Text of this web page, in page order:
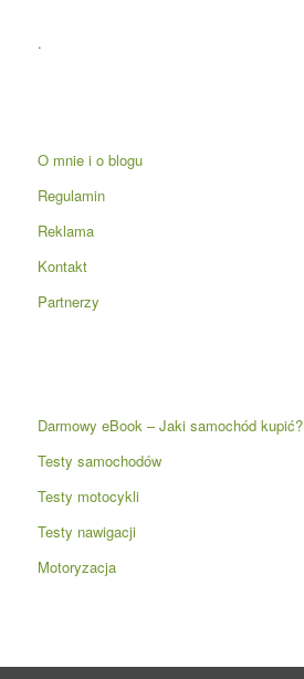
.
O mnie i o blogu
Regulamin
Reklama
Kontakt
Partnerzy
Darmowy eBook – Jaki samochód kupić?
Testy samochodów
Testy motocykli
Testy nawigacji
Motoryzacja